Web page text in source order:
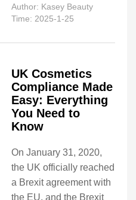
Author: Kasey Beauty
Time: 2025-1-25
UK Cosmetics
Compliance Made
Easy: Everything
You Need to
Know
On January 31, 2020,
the UK officially reached
a Brexit agreement with
the EU, and the Brexit